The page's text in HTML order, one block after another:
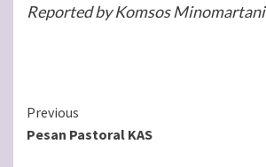
Reported by Komsos Minomartani
Continue
Reading
Previous
Pesan Pastoral KAS